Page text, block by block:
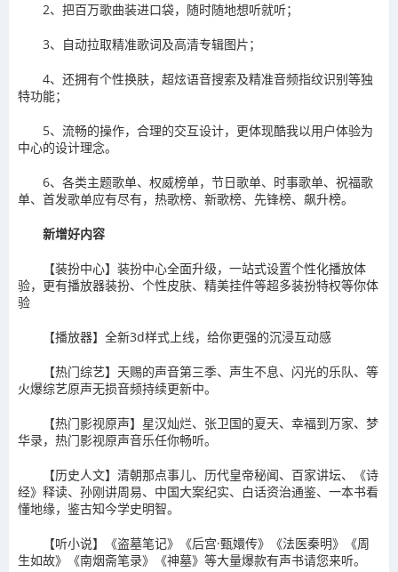
2、把百万歌曲装进口袋，随时随地想听就听；
3、自动拉取精准歌词及高清专辑图片；
4、还拥有个性换肤，超炫语音搜索及精准音频指纹识别等独
特功能；
5、流畅的操作，合理的交互设计，更体现酷我以用户体验为
中心的设计理念。
6、各类主题歌单、权威榜单，节日歌单、时事歌单、祝福歌
单、首发歌单应有尽有，热歌榜、新歌榜、先锋榜、飙升榜。
新增好内容
【装扮中心】装扮中心全面升级，一站式设置个性化播放体
验，更有播放器装扮、个性皮肤、精美挂件等超多装扮特权等你体
验
【播放器】全新3d样式上线，给你更强的沉浸互动感
【热门综艺】天赐的声音第三季、声生不息、闪光的乐队、等
火爆综艺原声无损音频持续更新中。
【热门影视原声】星汉灿烂、张卫国的夏天、幸福到万家、梦
华录，热门影视原声音乐任你畅听。
【历史人文】清朝那点事儿、历代皇帝秘闻、百家讲坛、《诗
经》释读、孙刚讲周易、中国大案纪实、白话资治通鉴、一本书看
懂地缘，鉴古知今学史明智。
【听小说】《盗墓笔记》《后宫·甄嬛传》《法医秦明》《周
生如故》《南烟斋笔录》《神墓》等大量爆款有声书请您来听。